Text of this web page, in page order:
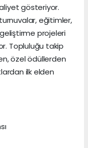
gösteriyor.
eğitimler,
projeleri
Topluluğu takip
özel ödüllerden
ilk elden